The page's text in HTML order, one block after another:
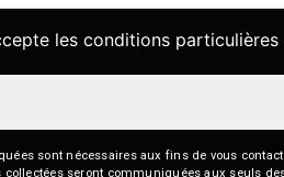
les conditions
sont nécessaires aux fins de vous
seront communiquées aux seuls